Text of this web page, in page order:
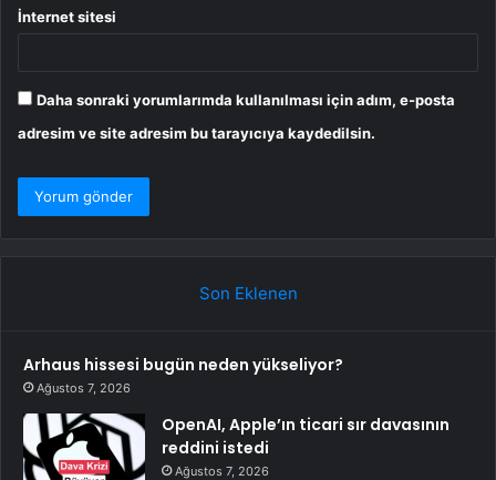
İnternet sitesi
Daha sonraki yorumlarımda kullanılması için adım, e-posta
adresim ve site adresim bu tarayıcıya kaydedilsin.
Son Eklenen
Arhaus hissesi bugün neden yükseliyor?
Ağustos 7, 2026
OpenAI, Apple’ın ticari sır davasının
reddini istedi
Ağustos 7, 2026